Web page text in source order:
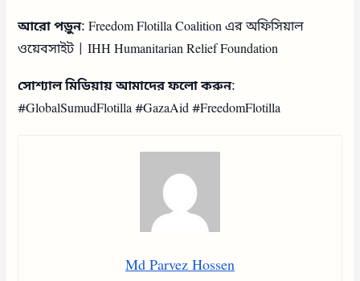
আরো পড়ুন: Freedom Flotilla Coalition এর অফিসিয়াল
ওয়েবসাইট | IHH Humanitarian Relief Foundation
সোশ্যাল মিডিয়ায় আমাদের ফলো করুন:
#GlobalSumudFlotilla #GazaAid #FreedomFlotilla
Md Parvez Hossen